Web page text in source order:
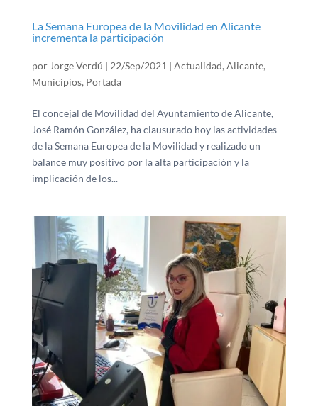
La Semana Europea de la Movilidad en Alicante
incrementa la participación
por Jorge Verdú | 22/Sep/2021 | Actualidad, Alicante,
Municipios, Portada
El concejal de Movilidad del Ayuntamiento de Alicante,
José Ramón González, ha clausurado hoy las actividades
de la Semana Europea de la Movilidad y realizado un
balance muy positivo por la alta participación y la
implicación de los...